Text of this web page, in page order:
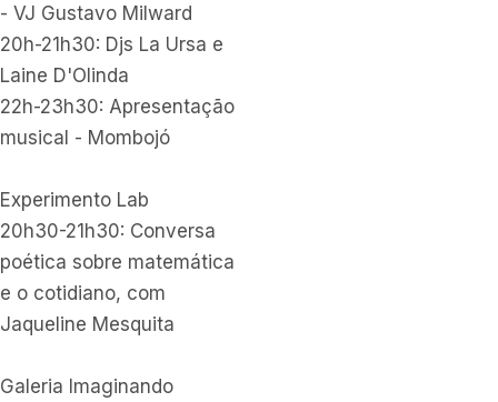
- VJ Gustavo Milward
20h-21h30: Djs La Ursa e
Laine D'Olinda
22h-23h30: Apresentação
musical - Mombojó
Experimento Lab
20h30-21h30: Conversa
poética sobre matemática
e o cotidiano, com
Jaqueline Mesquita
Galeria Imaginando